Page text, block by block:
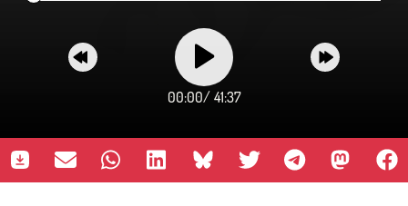
00:00/ 41:37